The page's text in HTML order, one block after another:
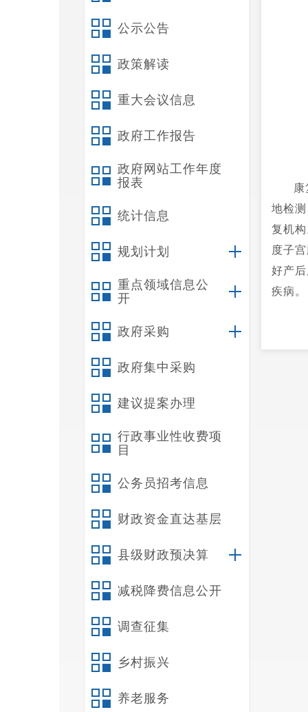
公示公告
政策解读
重大会议信息
政府工作报告
政府网站工作年度
报表
统计信息
规划计划
重点领域信息公
开
政府采购
政府集中采购
建议提案办理
行政事业性收费项
目
公务员招考信息
财政资金直达基层
县级财政预决算
减税降费信息公开
调查征集
乡村振兴
养老服务
地检
复机
度子
好产
疾病